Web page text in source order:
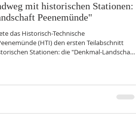
mit historischen Stationen:
Peenemünde"
das Historisch-Technische
(HTI) den ersten Teilabschnitt
Stationen: die "Denkmal-Landschaft
2007: